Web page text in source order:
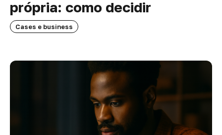
própria: como decidir
Cases e business